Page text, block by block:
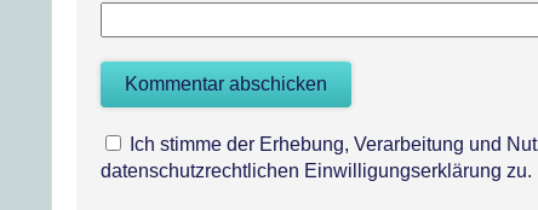
Ich stimme der Erhebung, Verarbeitung und
datenschutzrechtlichen Einwilligungserklärung zu.